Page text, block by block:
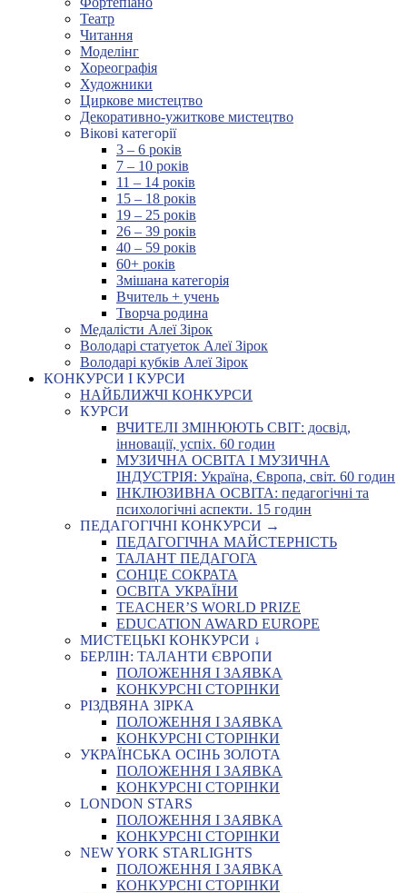
Театр
Читання
Моделінг
Хореографія
Художники
Циркове мистецтво
Декоративно-ужиткове мистецтво
Вікові категорії
3 – 6 років
7 – 10 років
11 – 14 років
15 – 18 років
19 – 25 років
26 – 39 років
40 – 59 років
60+ років
Змішана категорія
Вчитель + учень
Творча родина
Медалісти Алеї Зірок
Володарі статуеток Алеї Зірок
Володарі кубків Алеї Зірок
КОНКУРСИ І КУРСИ
НАЙБЛИЖЧІ КОНКУРСИ
КУРСИ
ВЧИТЕЛІ ЗМІНЮЮТЬ СВІТ: досвід,
інновації, успіх. 60 годин
МУЗИЧНА ОСВІТА І МУЗИЧНА
ІНДУСТРІЯ: Україна, Європа, світ. 60 годин
ІНКЛЮЗИВНА ОСВІТА: педагогічні та
психологічні аспекти. 15 годин
ПЕДАГОГІЧНІ КОНКУРСИ →
ПЕДАГОГІЧНА МАЙСТЕРНІСТЬ
ТАЛАНТ ПЕДАГОГА
СОНЦЕ СОКРАТА
ОСВІТА УКРАЇНИ
TEACHER’S WORLD PRIZE
EDUCATION AWARD EUROPE
МИСТЕЦЬКІ КОНКУРСИ ↓
БЕРЛІН: ТАЛАНТИ ЄВРОПИ
ПОЛОЖЕННЯ І ЗАЯВКА
КОНКУРСНІ СТОРІНКИ
РІЗДВЯНА ЗІРКА
ПОЛОЖЕННЯ І ЗАЯВКА
КОНКУРСНІ СТОРІНКИ
УКРАЇНСЬКА ОСІНЬ ЗОЛОТА
ПОЛОЖЕННЯ І ЗАЯВКА
КОНКУРСНІ СТОРІНКИ
LONDON STARS
ПОЛОЖЕННЯ І ЗАЯВКА
КОНКУРСНІ СТОРІНКИ
NEW YORK STARLIGHTS
ПОЛОЖЕННЯ І ЗАЯВКА
КОНКУРСНІ СТОРІНКИ